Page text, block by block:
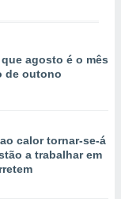
agosto é o mês
de outono
calor tornar-se-á
a trabalhar em